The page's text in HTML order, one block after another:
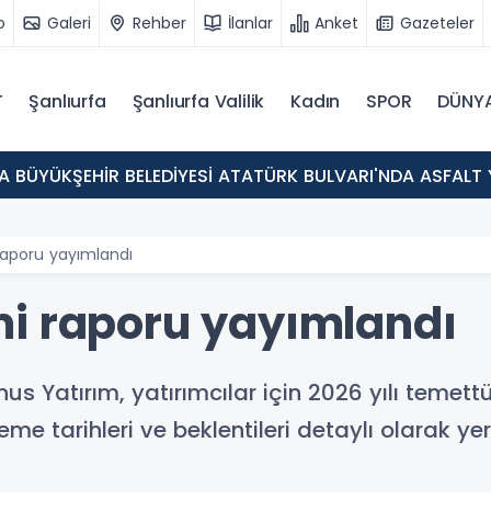
Galeri Rehber İlanlar Anket Gazeteler
Şanlıurfa Şanlıurfa Valilik Kadın SPOR
BÜYÜKŞEHİR BELEDİYESİ ATATÜRK BULVARI'NDA
yayımlandı
raporu yayımlandı
Yatırım, yatırımcılar için 2026 yılı
tarihleri ve beklentileri detaylı olarak yer